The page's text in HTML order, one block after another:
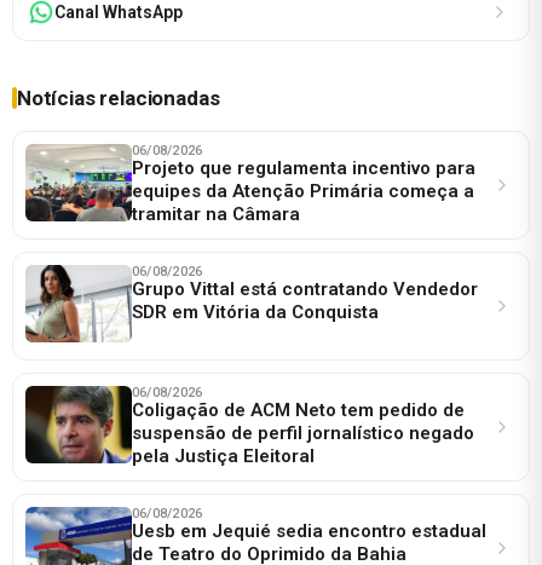
Canal WhatsApp
Notícias relacionadas
06/08/2026
Projeto que regulamenta incentivo para
equipes da Atenção Primária começa a
tramitar na Câmara
06/08/2026
Grupo Vittal está contratando Vendedor
SDR em Vitória da Conquista
06/08/2026
Coligação de ACM Neto tem pedido de
suspensão de perfil jornalístico negado
pela Justiça Eleitoral
06/08/2026
Uesb em Jequié sedia encontro estadual
de Teatro do Oprimido da Bahia